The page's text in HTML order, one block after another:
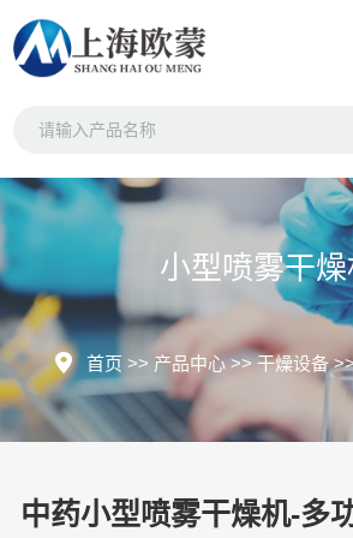
小型喷雾干
首页 >> 产品中心>>干燥设备
中药小型喷雾干燥机-多